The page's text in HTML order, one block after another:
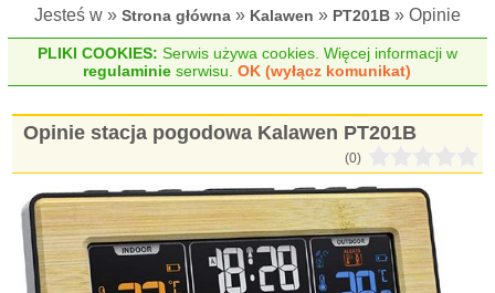
Jesteś w » Strona główna » Kalawen » PT201B » Opinie
PLIKI COOKIES: Serwis używa cookies. Więcej informacji w
regulaminie serwisu.OK (wyłącz komunikat)
Opinie stacja pogodowa Kalawen PT201B
(0)